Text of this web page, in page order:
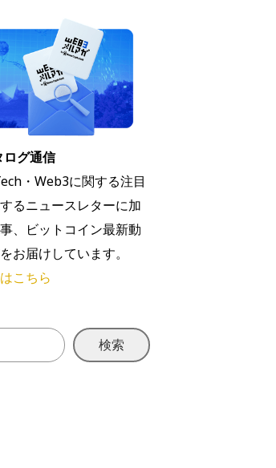
グ通信
・Web3に関する注目
るニュースレターに加
、ビットコイン最新動
お届けしています。
こちら
検索